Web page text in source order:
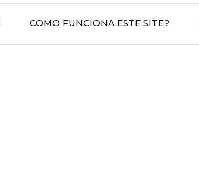
COMO FUNCIONA ESTE SITE?